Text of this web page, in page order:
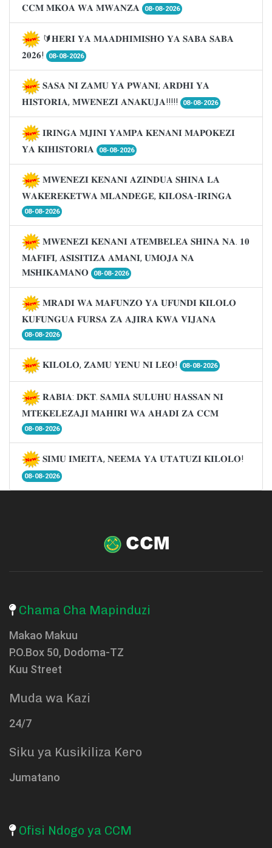
𝐂𝐂𝐌 𝐌𝐊𝐎𝐀 𝐖𝐀 𝐌𝐖𝐀𝐍𝐙𝐀
08-08-2026
🔰𝐇𝐄𝐑𝐈 𝐘𝐀 𝐌𝐀𝐀𝐃𝐇𝐈𝐌𝐈𝐒𝐇𝐎 𝐘𝐀 𝐒𝐀𝐁𝐀 𝐒𝐀𝐁𝐀
𝟐𝟎𝟐𝟔!
08-08-2026
𝐒𝐀𝐒𝐀 𝐍𝐈 𝐙𝐀𝐌𝐔 𝐘𝐀 𝐏𝐖𝐀𝐍𝐈; 𝐀𝐑𝐃𝐇𝐈 𝐘𝐀
𝐇𝐈𝐒𝐓𝐎𝐑𝐈𝐀, 𝐌𝐖𝐄𝐍𝐄𝐙𝐈 𝐀𝐍𝐀𝐊𝐔𝐉𝐀!!!!!
08-08-2026
𝐈𝐑𝐈𝐍𝐆𝐀 𝐌𝐉𝐈𝐍𝐈 𝐘𝐀𝐌𝐏𝐀 𝐊𝐄𝐍𝐀𝐍𝐈 𝐌𝐀𝐏𝐎𝐊𝐄𝐙𝐈
𝐘𝐀 𝐊𝐈𝐇𝐈𝐒𝐓𝐎𝐑𝐈𝐀
08-08-2026
𝐌𝐖𝐄𝐍𝐄𝐙𝐈 𝐊𝐄𝐍𝐀𝐍𝐈 𝐀𝐙𝐈𝐍𝐃𝐔𝐀 𝐒𝐇𝐈𝐍𝐀 𝐋𝐀
𝐖𝐀𝐊𝐄𝐑𝐄𝐊𝐄𝐓𝐖𝐀 𝐌𝐋𝐀𝐍𝐃𝐄𝐆𝐄, 𝐊𝐈𝐋𝐎𝐒𝐀-𝐈𝐑𝐈𝐍𝐆𝐀
08-08-2026
𝐌𝐖𝐄𝐍𝐄𝐙𝐈 𝐊𝐄𝐍𝐀𝐍𝐈 𝐀𝐓𝐄𝐌𝐁𝐄𝐋𝐄𝐀 𝐒𝐇𝐈𝐍𝐀 𝐍𝐀. 𝟏𝟎
𝐌𝐀𝐅𝐈𝐅𝐈, 𝐀𝐒𝐈𝐒𝐈𝐓𝐈𝐙𝐀 𝐀𝐌𝐀𝐍𝐈, 𝐔𝐌𝐎𝐉𝐀 𝐍𝐀
𝐌𝐒𝐇𝐈𝐊𝐀𝐌𝐀𝐍𝐎
08-08-2026
𝐌𝐑𝐀𝐃𝐈 𝐖𝐀 𝐌𝐀𝐅𝐔𝐍𝐙𝐎 𝐘𝐀 𝐔𝐅𝐔𝐍𝐃𝐈 𝐊𝐈𝐋𝐎𝐋𝐎
𝐊𝐔𝐅𝐔𝐍𝐆𝐔𝐀 𝐅𝐔𝐑𝐒𝐀 𝐙𝐀 𝐀𝐉𝐈𝐑𝐀 𝐊𝐖𝐀 𝐕𝐈𝐉𝐀𝐍𝐀
08-08-2026
𝐊𝐈𝐋𝐎𝐋𝐎, 𝐙𝐀𝐌𝐔 𝐘𝐄𝐍𝐔 𝐍𝐈 𝐋𝐄𝐎! 08-08-2026
𝐑𝐀𝐁𝐈𝐀: 𝐃𝐊𝐓. 𝐒𝐀𝐌𝐈𝐀 𝐒𝐔𝐋𝐔𝐇𝐔 𝐇𝐀𝐒𝐒𝐀𝐍 𝐍𝐈
𝐌𝐓𝐄𝐊𝐄𝐋𝐄𝐙𝐀𝐉𝐈 𝐌𝐀𝐇𝐈𝐑𝐈 𝐖𝐀 𝐀𝐇𝐀𝐃𝐈 𝐙𝐀 𝐂𝐂𝐌
08-08-2026
𝐒𝐈𝐌𝐔 𝐈𝐌𝐄𝐈𝐓𝐀, 𝐍𝐄𝐄𝐌𝐀 𝐘𝐀 𝐔𝐓𝐀𝐓𝐔𝐙𝐈 𝐊𝐈𝐋𝐎𝐋𝐎!
08-08-2026
Chama Cha Mapinduzi
Makao Makuu
P.O.Box 50, Dodoma-TZ
Kuu Street
Muda wa Kazi
24/7
Siku ya Kusikiliza Kero
Jumatano
Ofisi Ndogo ya CCM